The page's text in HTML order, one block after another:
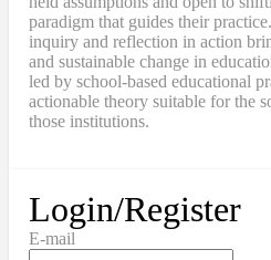
paradigm that guides their
inquiry and reflection in action
and sustainable change in
led by school-based educational
actionable theory suitable for the
those institutions.
Login/Register
E-mail